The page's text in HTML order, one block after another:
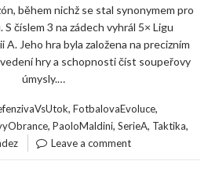
během nichž se stal synonymem pro
číslem 3 na zádech vyhrál 5× Ligu
Jeho hra byla založena na precizním
hry a schopnosti číst soupeřovy
úmysly.…
, FotbalovaEvoluce,
, PaoloMaldini, SerieA, Taktika,
Leave a comment